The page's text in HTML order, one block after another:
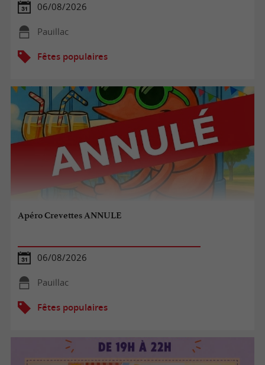
06/08/2026
Pauillac
Fêtes populaires
Apéro Crevettes ANNULE
06/08/2026
Pauillac
Fêtes populaires